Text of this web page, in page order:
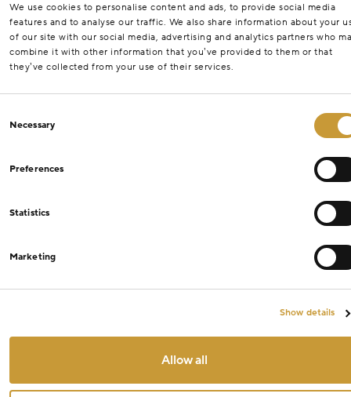
We use cookies to personalise content and ads, to provide social media
features and to analyse our traffic. We also share information about your
of our site with our social media, advertising and analytics partners who
combine it with other information that you’ve provided to them or that
they’ve collected from your use of their services.
Selection
Necessary
Preferences
Statistics
Marketing
Show details
Allow all